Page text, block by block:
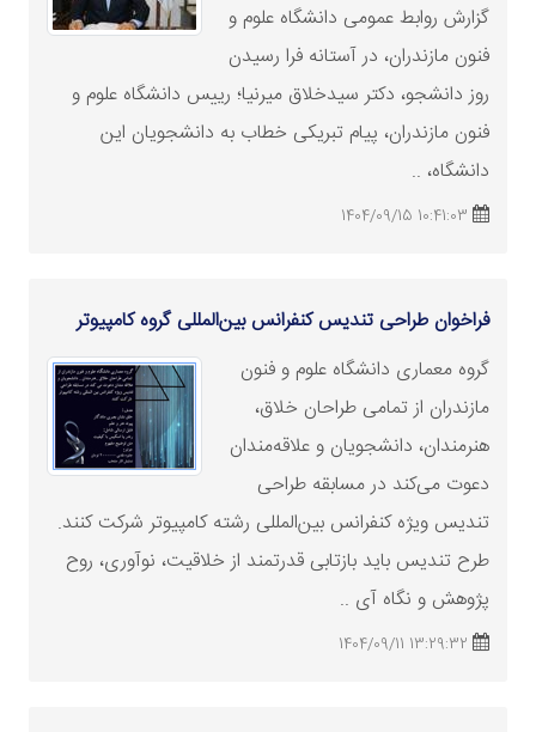
گزارش روابط عمومی دانشگاه علوم و
فنون مازندران، در آستانه فرا رسیدن
روز دانشجو، دکتر سیدخلاق میرنیا؛ رییس دانشگاه علوم و
فنون مازندران، پیام تبریکی خطاب به دانشجویان این
دانشگاه، ..
10:41:03 1404/09/15
فراخوان طراحی تندیس کنفرانس بین‌المللی گروه کامپیوتر
گروه معماری دانشگاه علوم و فنون
مازندران از تمامی طراحان خلاق،
هنرمندان، دانشجویان و علاقه‌مندان
دعوت می‌کند در مسابقه طراحی
تندیس ویژه کنفرانس بین‌المللی رشته کامپیوتر شرکت کنند.
طرح تندیس باید بازتابی قدرتمند از خلاقیت، نوآوری، روح
پژوهش و نگاه آی ..
13:29:32 1404/09/11